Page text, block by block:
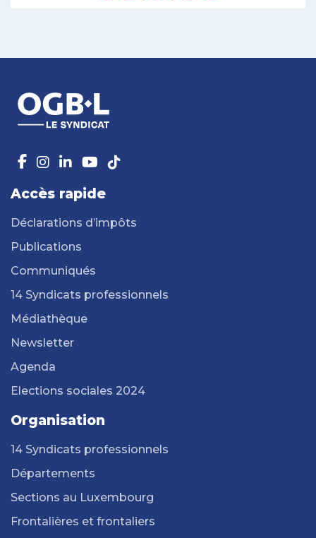
Accès rapide
Déclarations d’impôts
Publications
Communiqués
14 Syndicats professionnels
Médiathèque
Newsletter
Agenda
Elections sociales 2024
Organisation
14 Syndicats professionnels
Départements
Sections au Luxembourg
Frontalières et frontaliers